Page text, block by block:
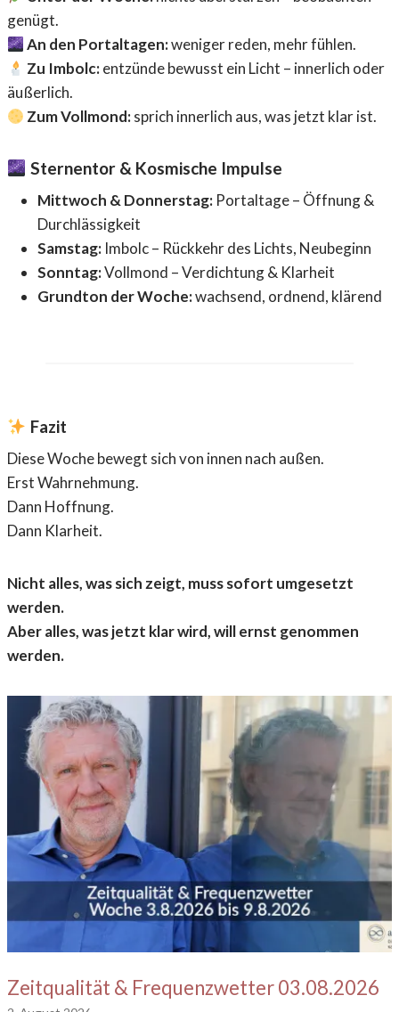
genügt.
An den Portaltagen:weniger reden, mehr fühlen.
Zu Imbolc:entzünde bewusst ein Licht – innerlich oder
äußerlich.
Zum Vollmond:sprich innerlich aus, was jetzt klar ist.
Sternentor & Kosmische Impulse
Mittwoch & Donnerstag: Portaltage – Öffnung &
Durchlässigkeit
Samstag: Imbolc – Rückkehr des Lichts, Neubeginn
Sonntag:Vollmond – Verdichtung & Klarheit
Grundton der Woche:wachsend, ordnend, klärend
Fazit
Diese Woche bewegt sich von innen nach außen.
Erst Wahrnehmung.
Dann Hoffnung.
Dann Klarheit.
Nicht alles, was sich zeigt, muss sofort umgesetzt
werden.
Aber alles, was jetzt klar wird, will ernst genommen
werden.
Zeitqualität & Frequenzwetter 03.08.2026